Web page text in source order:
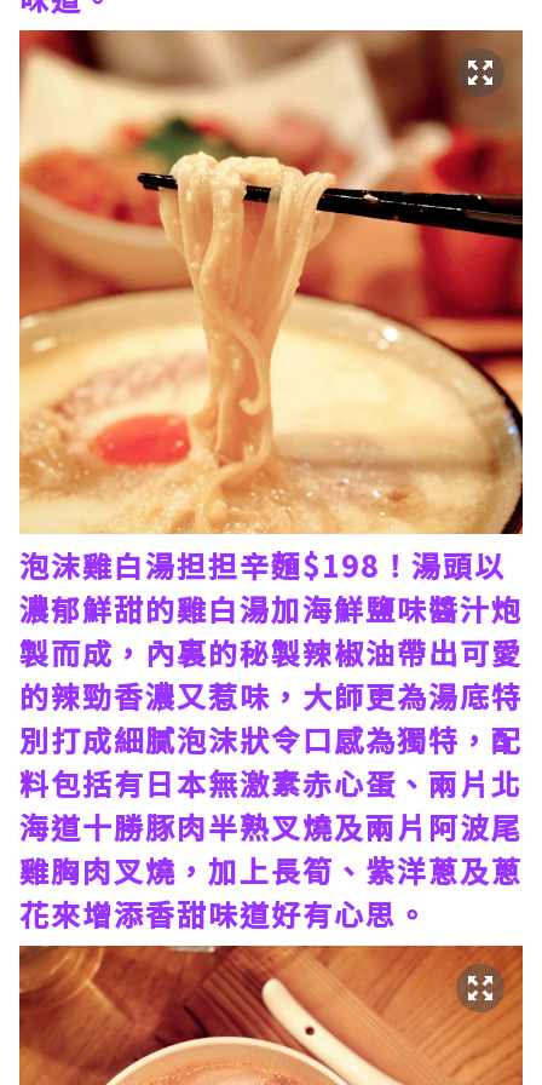
泡沫雞白湯担担辛麵$198！湯頭以
濃郁鮮甜的雞白湯加海鮮鹽味醬汁炮
製而成，內裏的秘製辣椒油帶出可愛
的辣勁香濃又惹味，大師更為湯底特
別打成細膩泡沫狀令口感為獨特，配
料包括有日本無激素赤心蛋、兩片北
海道十勝豚肉半熟叉燒及兩片阿波尾
雞胸肉叉燒，加上長筍、紫洋蔥及蔥
花來增添香甜味道好有心思。